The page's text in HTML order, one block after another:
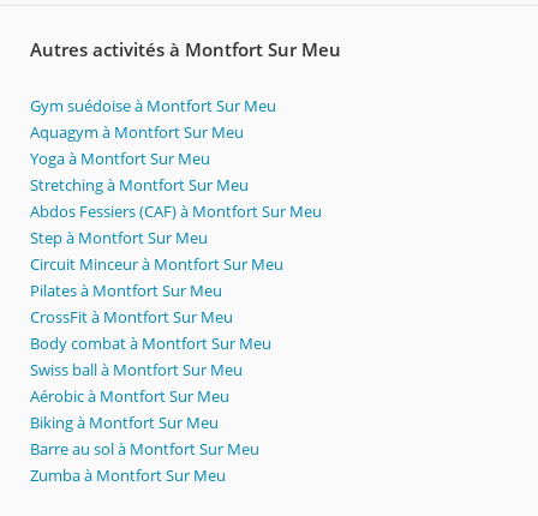
Autres activités à Montfort Sur Meu
Gym suédoise à Montfort Sur Meu
Aquagym à Montfort Sur Meu
Yoga à Montfort Sur Meu
Stretching à Montfort Sur Meu
Abdos Fessiers (CAF) à Montfort Sur Meu
Step à Montfort Sur Meu
Circuit Minceur à Montfort Sur Meu
Pilates à Montfort Sur Meu
CrossFit à Montfort Sur Meu
Body combat à Montfort Sur Meu
Swiss ball à Montfort Sur Meu
Aérobic à Montfort Sur Meu
Biking à Montfort Sur Meu
Barre au sol à Montfort Sur Meu
Zumba à Montfort Sur Meu